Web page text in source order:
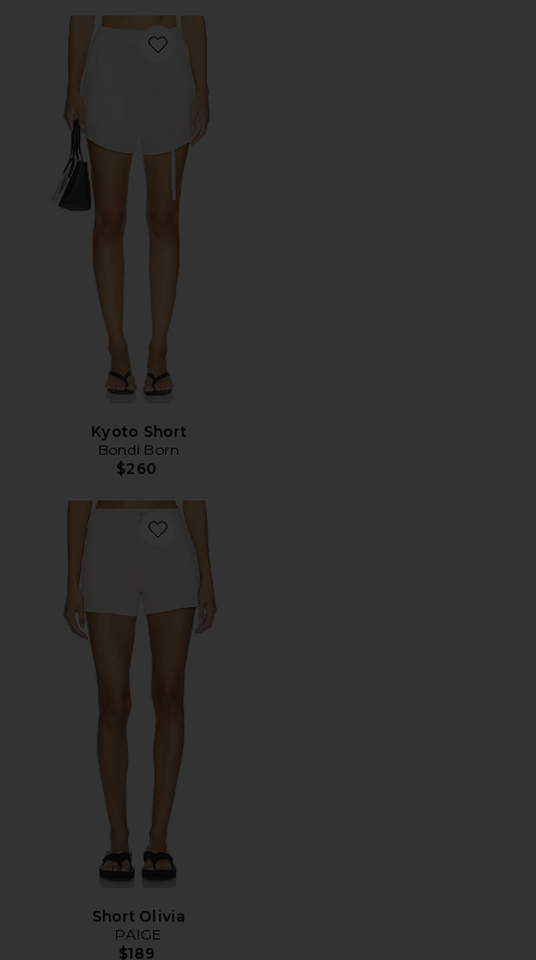
Favorite Kyoto Short
Kyoto Short
Bondi Born
$260
Favorite Short Olivia
Short Olivia
PAIGE
$189